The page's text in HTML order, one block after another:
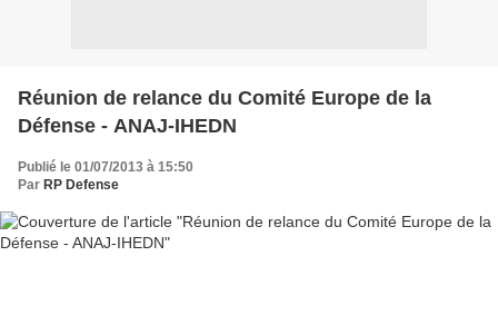
Réunion de relance du Comité Europe de la
Défense - ANAJ-IHEDN
Publié le 01/07/2013 à 15:50
Par RP Defense